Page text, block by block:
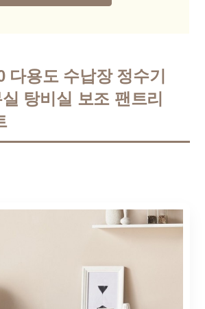
다용도 수납장 정수기
탕비실 보조 팬트리